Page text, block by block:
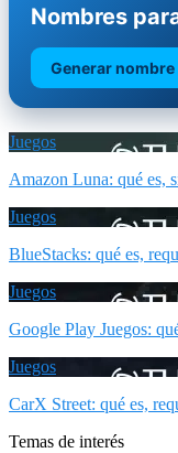
Nombres
Generar
Juegos
Amazon Luna: qué es,
Juegos
BlueStacks: qué es,
Juegos
Google Play Juegos:
Juegos
CarX Street: qué es,
Temas de interés